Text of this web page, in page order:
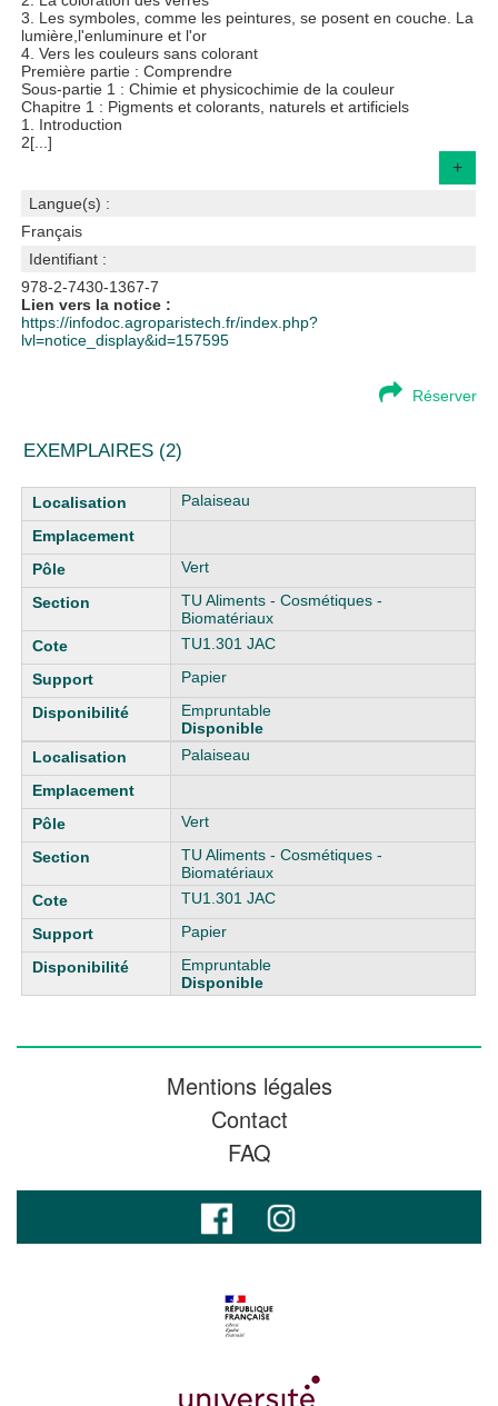
3. Les symboles, comme les peintures, se posent en couche. La
lumière,l'enluminure et l'or
4. Vers les couleurs sans colorant
Première partie : Comprendre
Sous-partie 1 : Chimie et physicochimie de la couleur
Chapitre 1 : Pigments et colorants, naturels et artificiels
1. Introduction
2[...]
+
Langue(s) :
Français
Identifiant :
978-2-7430-1367-7
Lien vers la notice :
https://infodoc.agroparistech.fr/index.php?
lvl=notice_display&id=157595
Réserver
EXEMPLAIRES (2)
Liste des exemplaires Palaiseau
Vert
TU Aliments - Cosmétiques -
Biomatériaux
TU1.301 JAC
Papier
Empruntable
Disponible
Palaiseau
Vert
TU Aliments - Cosmétiques -
Biomatériaux
TU1.301 JAC
Papier
Empruntable
Disponible
Mentions légales
Contact
FAQ